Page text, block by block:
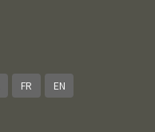
FR EN